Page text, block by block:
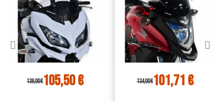
139,00 €105,50 € 134,00 €101,71 €